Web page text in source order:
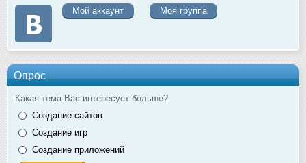
Мой аккаунт
Моя группа
Опрос
Какая тема Вас интересует больше?
Создание сайтов
Создание игр
Создание приложений